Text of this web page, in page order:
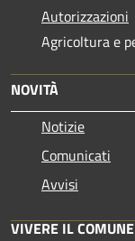
Autorizzazioni
Agricoltura e
NOVITÀ
Notizie
Comunicati
Avvisi
VIVERE IL COMUNE